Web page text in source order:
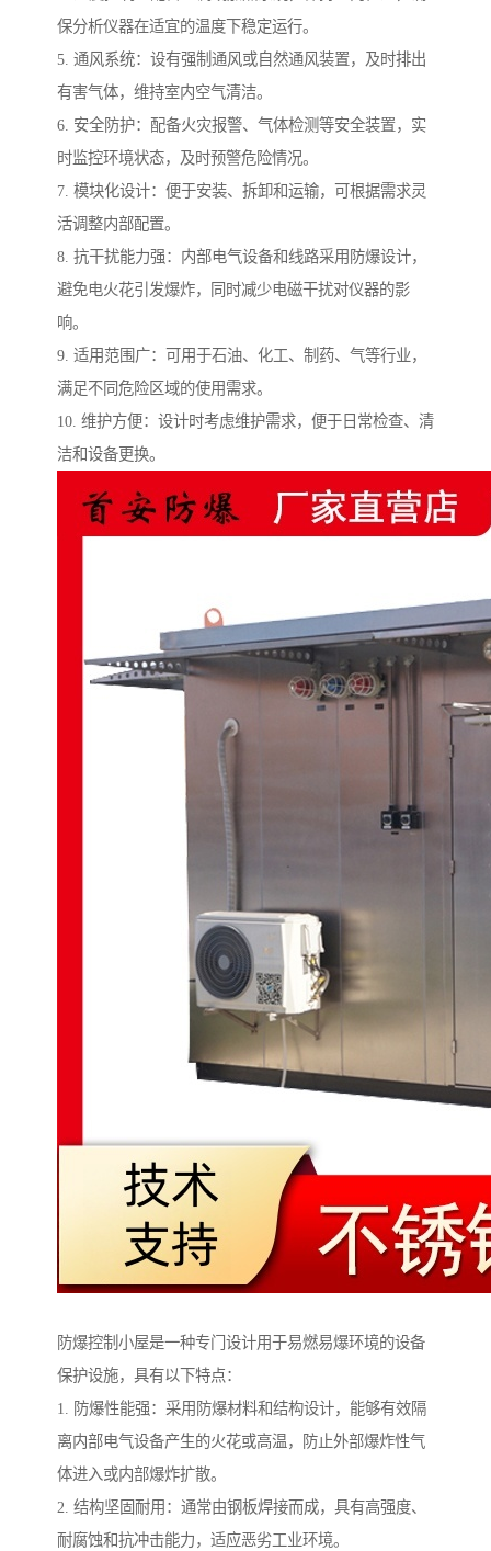
保分析仪器在适宜的温度下稳定运行。
5. 通风系统：设有强制通风或自然通风装置，及时排出
有害气体，维持室内空气清洁。
6. 安全防护：配备火灾报警、气体检测等安全装置，实
时监控环境状态，及时预警危险情况。
7. 模块化设计：便于安装、拆卸和运输，可根据需求灵
活调整内部配置。
8. 抗干扰能力强：内部电气设备和线路采用防爆设计，
避免电火花引发爆炸，同时减少电磁干扰对仪器的影
响。
9. 适用范围广：可用于石油、化工、制药、气等行业，
满足不同危险区域的使用需求。
10. 维护方便：设计时考虑维护需求，便于日常检查、清
洁和设备更换。
防爆控制小屋是一种专门设计用于易燃易爆环境的设备
保护设施，具有以下特点：
1. 防爆性能强：采用防爆材料和结构设计，能够有效隔
离内部电气设备产生的火花或高温，防止外部爆炸性气
体进入或内部爆炸扩散。
2. 结构坚固耐用：通常由钢板焊接而成，具有高强度、
耐腐蚀和抗冲击能力，适应恶劣工业环境。